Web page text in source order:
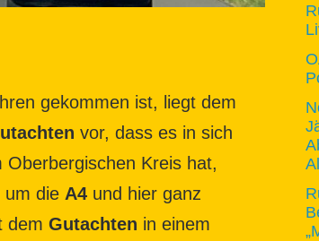
gekommen ist, liegt dem
vor, dass es in sich
Kreis hat,
um die A4 und hier ganz
dem Gutachten in einem